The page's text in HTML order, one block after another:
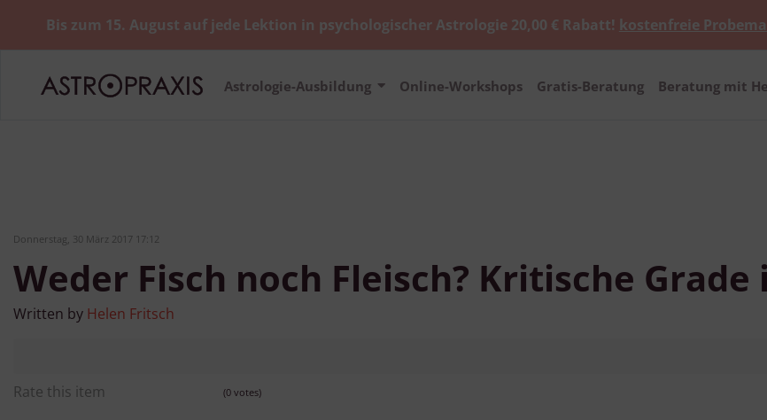
Bis zum 15. August auf jede Lektion in psychologischer Astrologie 20,00 € Rabatt! kostenfreie
Astrologie-Ausbildung Online-Workshops Gratis-Beratung Beratung mit
Donnerstag, 30 März 2017 17:12
Weder Fisch noch Fleisch? Kritische
Written by Helen Fritsch
Rate this item (0 votes)